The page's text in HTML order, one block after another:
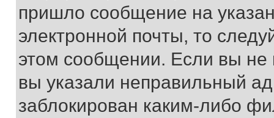
пришло сообщение на
электронной почты, то
этом сообщении. Если вы
вы указали неправильный
заблокирован каким-либо